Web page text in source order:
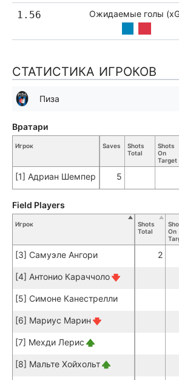
1.56 Ожидаемые голы
СТАТИСТИКА ИГРОКОВ
Пиза
Игрок Saves
Shots
Total
Shots
On
Target
[1] Адриан Шемпер 5
Вратари
Игрок
Shots
Total
On
[3] Самуэле Ангори 2
[4] Антонио Караччоло
[5] Симоне Канестрелли
[6] Мариус Марин
[7] Мехди Лерис
[8] Мальте Хойхольт
Field Players